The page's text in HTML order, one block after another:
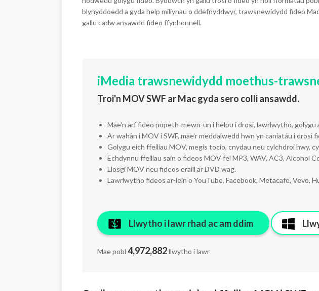
blynyddoedd a gyda help miliynau o ddefnyddwyr, trawsnewidydd fideo
gallu cadw ansawdd fideo ffynhonnell.
iMedia trawsnewidydd moethus-
Troi'n MOV SWF ar Mac gyda sero colli ansawdd.
Mae'n arf fideo popeth-mewn-un i helpu i drosi, lawrlwytho,
Ar wahân i MOV i SWF, mae'r meddalwedd hwn yn caniatáu i
Golygu eich ffeiliau MOV, megis tocio, cnydau neu cylchdroi hwy,
Echdynnu ffeiliau sain o fideos MOV fel MP3, WAV, AC3, Alcohol
Llosgi MOV neu fideos eraill ar DVD wag.
Lawrlwytho fideos ar-lein o YouTube, Facebook, Metacafe, Vevo,
Llwytho i lawr rhad ac am ddim
Mae pobl 4,972,882llwytho i lawr